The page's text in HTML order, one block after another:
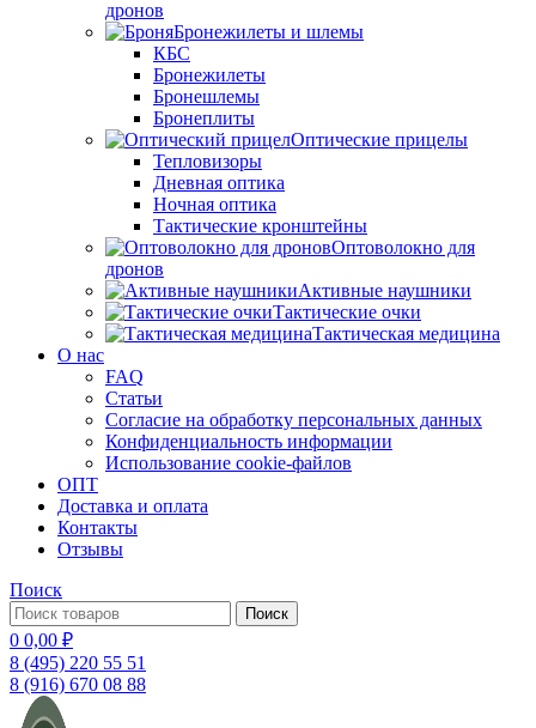
дронов
Бронежилеты и шлемы
КБС
Бронежилеты
Бронешлемы
Бронеплиты
Оптические прицелы
Тепловизоры
Дневная оптика
Ночная оптика
Тактические кронштейны
Оптоволокно для
дронов
Активные наушники
Тактические очки
Тактическая медицина
О нас
FAQ
Статьи
Согласие на обработку персональных данных
Конфиденциальность информации
Использование cookie-файлов
ОПТ
Доставка и оплата
Контакты
Отзывы
Поиск
Поиск
0 0,00 ₽
8 (495) 220 55 51
8 (916) 670 08 88